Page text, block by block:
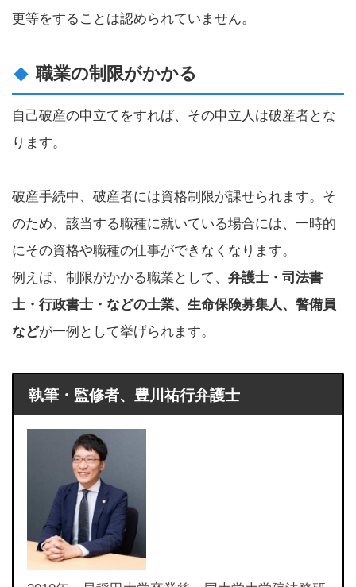
更等をすることは認められていません。
職業の制限がかかる
自己破産の申立てをすれば、その申立人は破産者とな
ります。
破産手続中、破産者には資格制限が課せられます。そ
のため、該当する職種に就いている場合には、一時的
にその資格や職種の仕事ができなくなります。
例えば、制限がかかる職業として、 弁護士・司法書
士・行政書士・などの士業、生命保険募集人、警備員
などが一例として挙げられます。
執筆・監修者、豊川祐行弁護士